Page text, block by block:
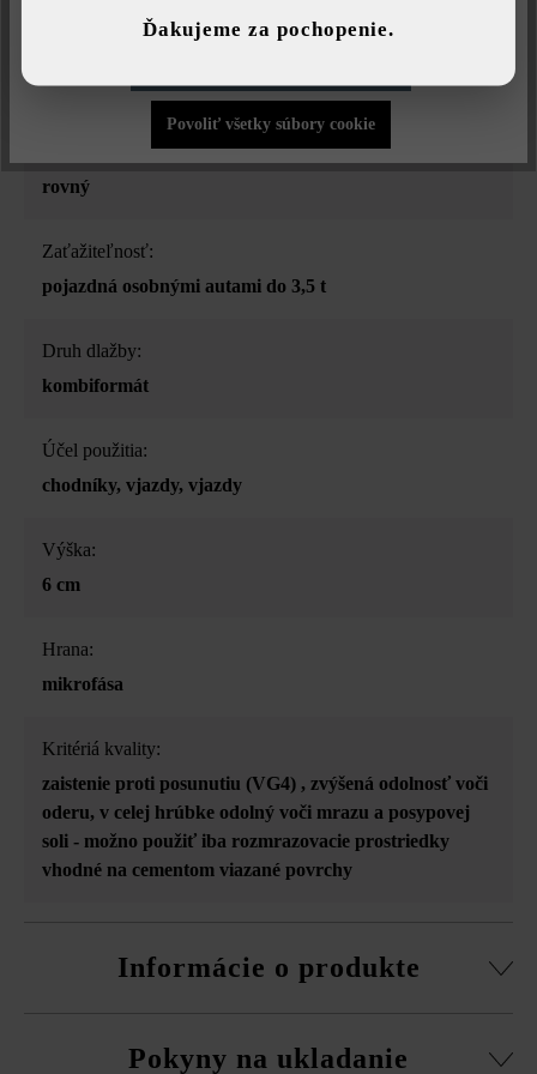
striebrosivá jemne tieňovaná
Povrchová štruktúra:
rovný
Zaťažiteľnosť:
pojazdná osobnými autami do 3,5 t
Druh dlažby:
kombiformát
Účel použitia:
chodníky, vjazdy, vjazdy
Výška:
6 cm
Hrana:
mikrofása
Kritériá kvality:
zaistenie proti posunutiu (VG4) , zvýšená odolnosť voči
oderu, v celej hrúbke odolný voči mrazu a posypovej
soli - možno použiť iba rozmrazovacie prostriedky
vhodné na cementom viazané povrchy
Informácie o produkte
zohľadnený podiel škár vyplývajúci z odporúčanej
Pokyny na ukladanie
Povoliť všetky súbory cookie
Ďakujeme za pochopenie.